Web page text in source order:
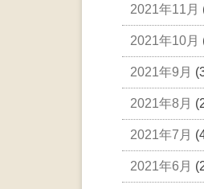
2021年11月
2021年10月
2021年9月
2021年8月
2021年7月
2021年6月